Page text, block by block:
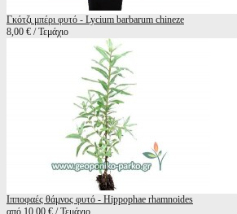
Γκότζι μπέρι φυτό - Lycium barbarum chineze
8,00 € / Τεμάχιο
Ιπποφαές θάμνος φυτό - Hippophae rhamnoides
από 10,00 € / Τεμάχιο